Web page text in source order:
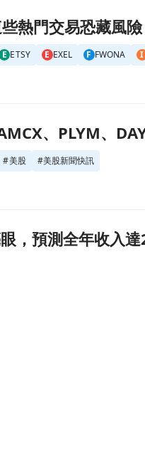
熱門交易恐藏風險
E ETSY E EXEL F FWONA I
面 、PLYM、
#美股 #美股新聞快訊
面預測全年收入達